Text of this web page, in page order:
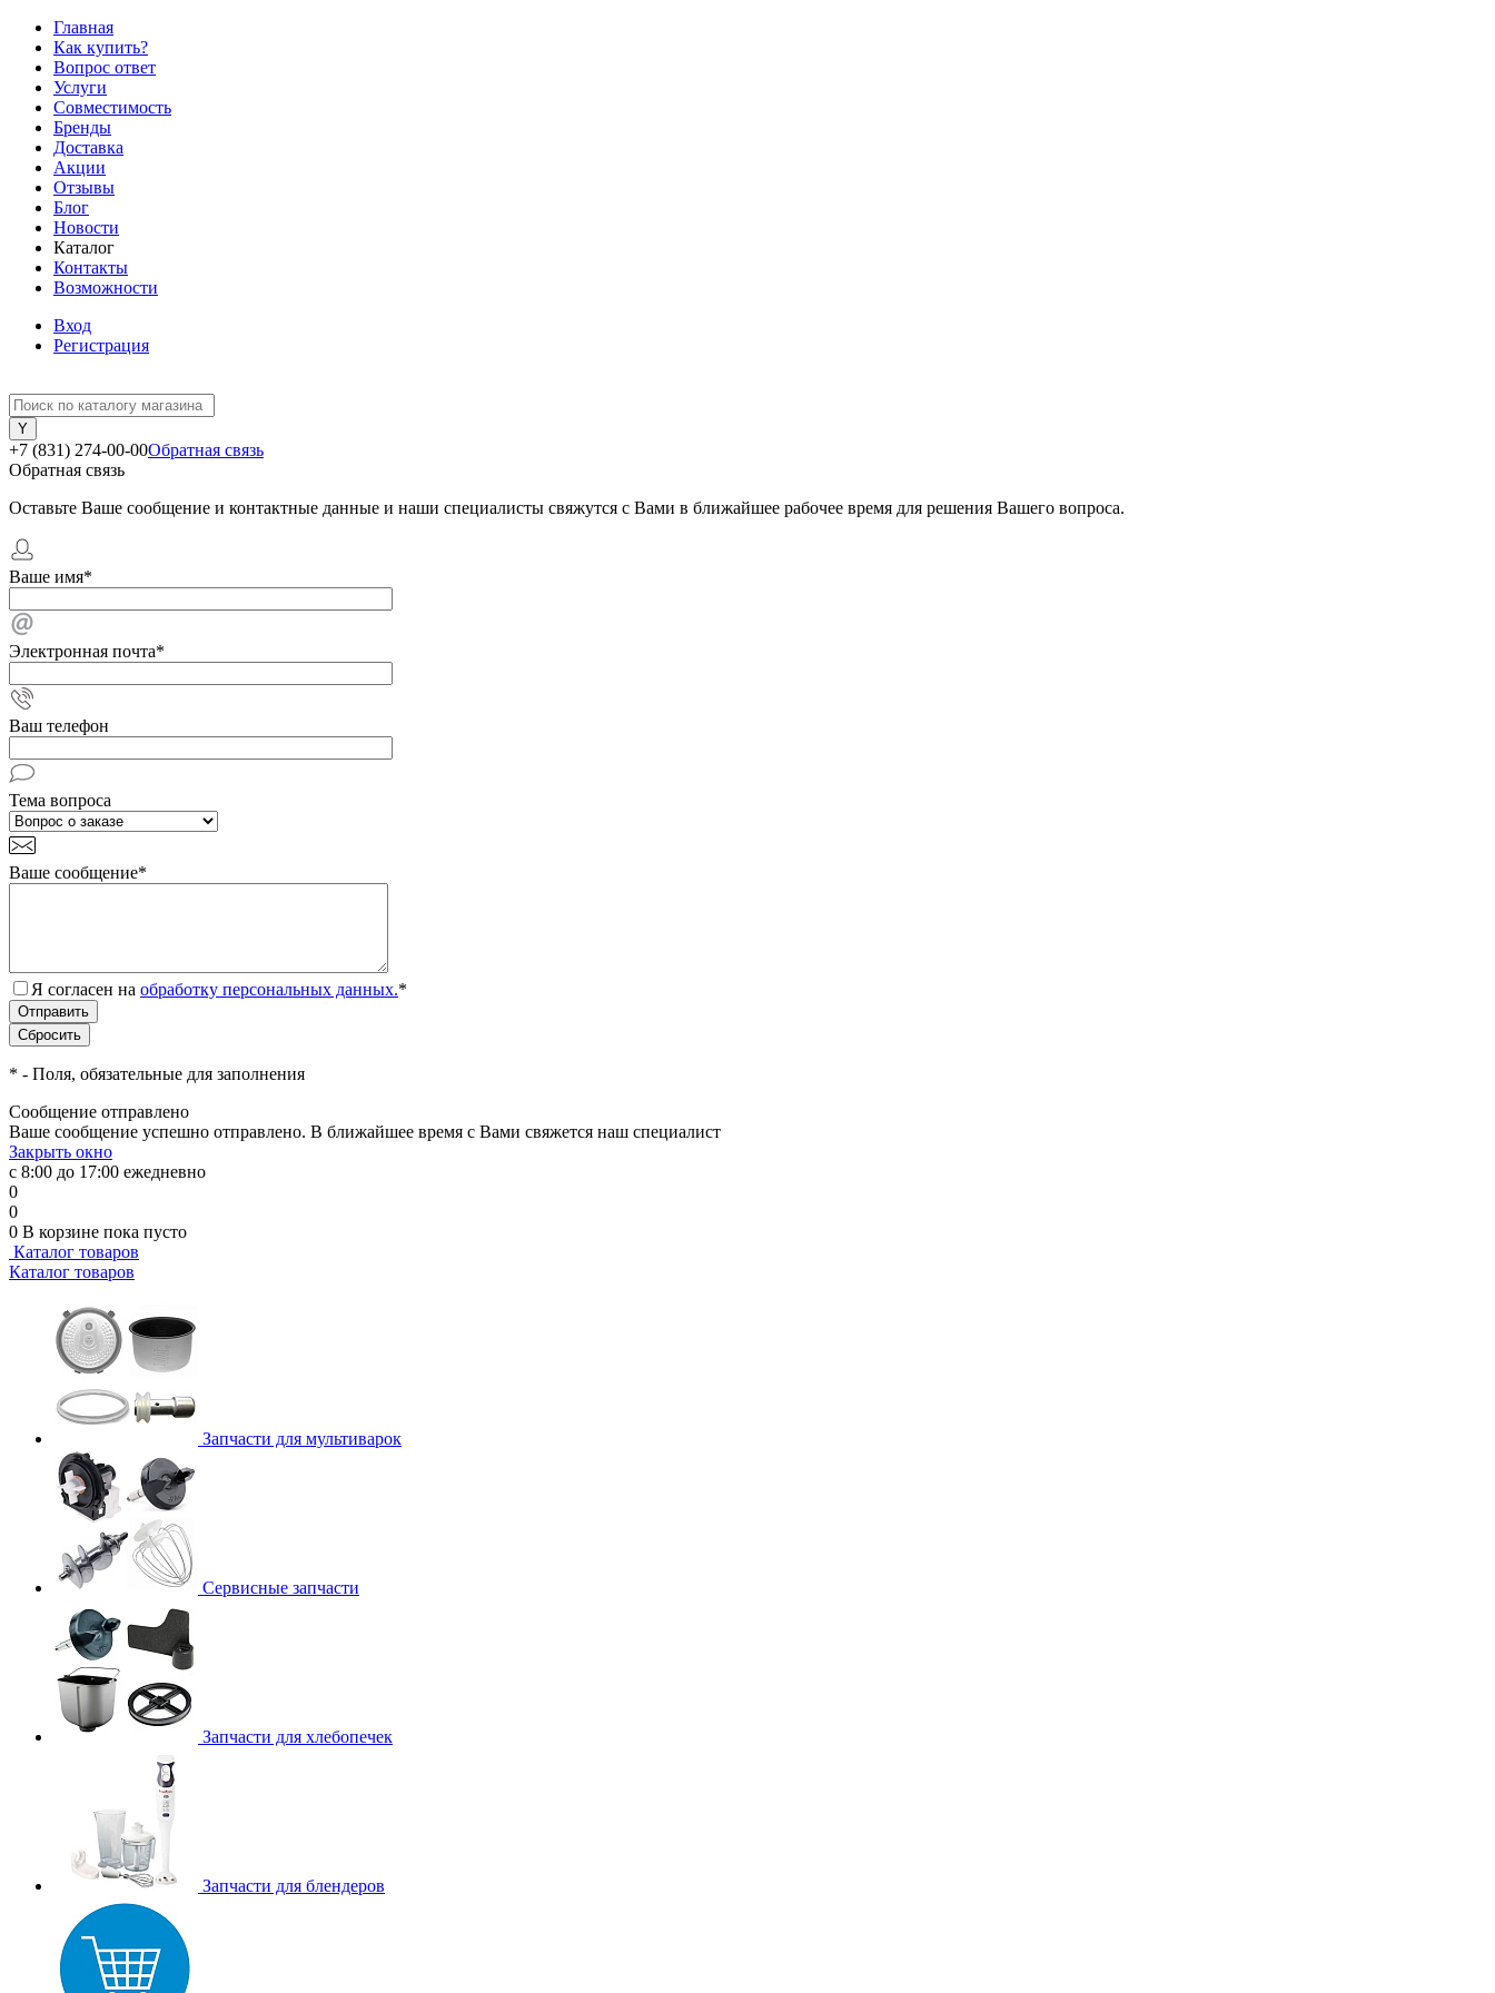
Главная
Как купить?
Вопрос ответ
Услуги
Совместимость
Бренды
Доставка
Акции
Отзывы
Блог
Новости
Каталог
Контакты
Возможности
Вход
Регистрация
+7 (831) 274-00-00Обратная связь
Обратная связь
Оставьте Ваше сообщение и контактные данные и наши специалисты свяжутся с Вами в ближайшее рабочее время для решения Вашего вопроса.
Ваше имя*
Электронная почта*
Ваш телефон
Тема вопроса
Ваше сообщение*
Я согласен на обработку персональных данных.*
* - Поля, обязательные для заполнения
Сообщение отправлено
Ваше сообщение успешно отправлено. В ближайшее время с Вами свяжется наш специалист
Закрыть окно
с 8:00 до 17:00 ежедневно
0
0
0 В корзине пока пусто
Каталог товаров
Каталог товаров
Запчасти для мультиварок
Сервисные запчасти
Запчасти для хлебопечек
Запчасти для блендеров